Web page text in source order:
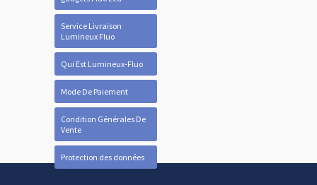
Service Livraison
Lumineux Fluo
Qui Est Lumineux-Fluo
Mode De Paiement
Condition Générales De
Vente
Protection des données